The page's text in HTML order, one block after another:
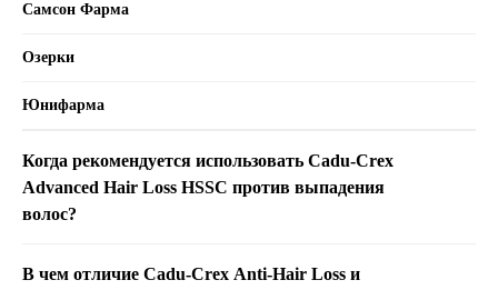
Самсон Фарма
Озерки
Юнифарма
Когда рекомендуется использовать Cadu-Crex
Advanced Hair Loss HSSC против выпадения
волос?
В чем отличие Cadu-Crex Anti-Hair Loss и